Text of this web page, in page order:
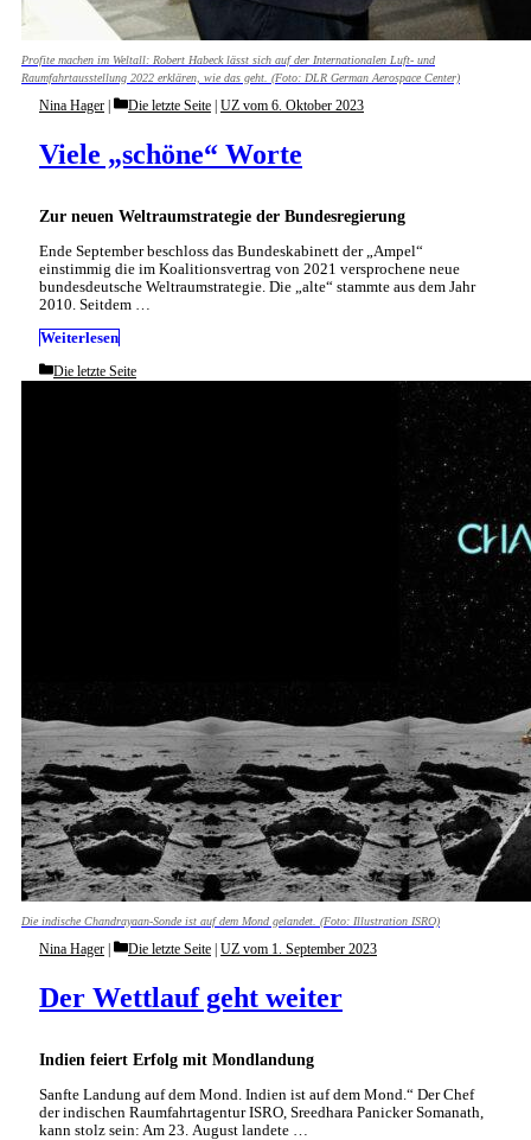
Profite machen im Weltall: Robert Habeck lässt sich auf der Internationalen Luft- und
Raumfahrtausstellung 2022 erklären, wie das geht. (Foto: DLR German Aerospace Center)
Zur neuen Weltraumstrategie der Bundesregierung
Viele „schöne“ Worte
Nina Hager Categories
Die letzte Seite UZ vom 6. Oktober 2023
Ende September beschloss das Bundeskabinett der „Ampel“
einstimmig die im Koalitionsvertrag von 2021 versprochene neue
bundesdeutsche Weltraumstrategie. Die „alte“ stammte aus dem Jahr
2010. Seitdem …
Weiterlesen
Categories
Die letzte Seite
Die indische Chandrayaan-Sonde ist auf dem Mond gelandet. (Foto: Illustration ISRO)
Indien feiert Erfolg mit Mondlandung
Der Wettlauf geht weiter
Nina Hager Categories
Die letzte Seite UZ vom 1. September 2023
Sanfte Landung auf dem Mond. Indien ist auf dem Mond.“ Der Chef
der indischen Raumfahrtagentur ISRO, Sreedhara Panicker Somanath,
kann stolz sein: Am 23. August landete …